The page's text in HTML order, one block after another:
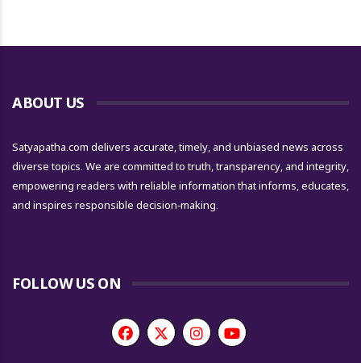
ABOUT US
Satyapatha.com delivers accurate, timely, and unbiased news across
diverse topics. We are committed to truth, transparency, and integrity,
empowering readers with reliable information that informs, educates,
and inspires responsible decision-making.
FOLLOW US ON